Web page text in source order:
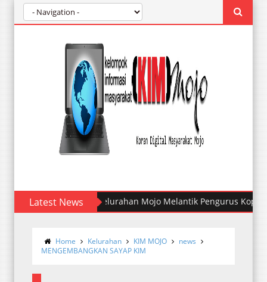
Latest NewsKelurahan Mojo Melantik Pengurus Koperasi
Home Kelurahan KIM MOJO
news
MENGEMBANGKAN SAYAP KIM